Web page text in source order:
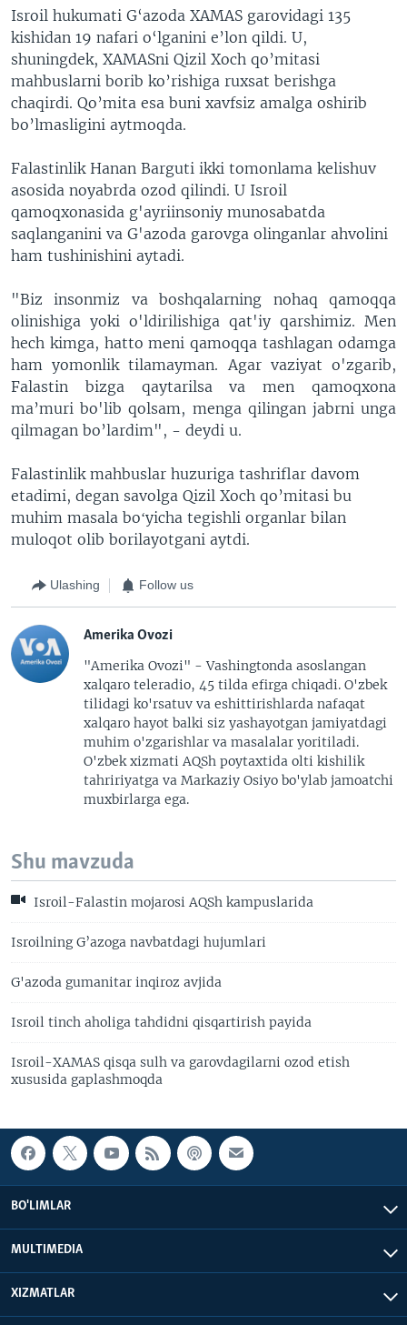
v
i
o
u
s
s
i
d
e
t
s
l
i
e
Isroil hukumati G‘azoda XAMAS garovidagi 135
kishidan 19 nafari o‘lganini e’lon qildi. U,
shuningdek, XAMASni Qizil Xoch qo’mitasi
mahbuslarni borib ko’rishiga ruxsat berishga
chaqirdi. Qo’mita esa buni xavfsiz amalga oshirib
bo’lmasligini aytmoqda.
Falastinlik Hanan Barguti ikki tomonlama kelishuv
asosida noyabrda ozod qilindi. U Isroil
qamoqxonasida g'ayriinsoniy munosabatda
saqlanganini va G'azoda garovga olinganlar ahvolini
ham tushinishini aytadi.
"Biz insonmiz va boshqalarning nohaq qamoqqa
olinishiga yoki o'ldirilishiga qat'iy qarshimiz. Men
hech kimga, hatto meni qamoqqa tashlagan odamga
ham yomonlik tilamayman. Agar vaziyat o'zgarib,
Falastin bizga qaytarilsa va men qamoqxona
ma’muri bo'lib qolsam, menga qilingan jabrni unga
qilmagan bo’lardim", - deydi u.
Falastinlik mahbuslar huzuriga tashriflar davom
etadimi, degan savolga Qizil Xoch qo’mitasi bu
muhim masala boʻyicha tegishli organlar bilan
muloqot olib borilayotgani aytdi.
Ulashing Follow us
Amerika Ovozi
"Amerika Ovozi" - Vashingtonda asoslangan
xalqaro teleradio, 45 tilda efirga chiqadi. O'zbek
tilidagi ko'rsatuv va eshittirishlarda nafaqat
xalqaro hayot balki siz yashayotgan jamiyatdagi
muhim o'zgarishlar va masalalar yoritiladi.
O'zbek xizmati AQSh poytaxtida olti kishilik
tahririyatga va Markaziy Osiyo bo'ylab jamoatchi
muxbirlarga ega.
Shu mavzuda
Isroil-Falastin mojarosi AQSh kampuslarida
Isroilning G’azoga navbatdagi hujumlari
G'azoda gumanitar inqiroz avjida
Isroil tinch aholiga tahdidni qisqartirish payida
Isroil-XAMAS qisqa sulh va garovdagilarni ozod etish
xususida gaplashmoqda
BO'LIMLAR
MULTIMEDIA
XIZMATLAR